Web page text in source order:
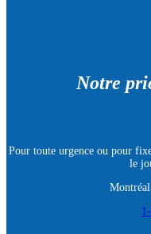
Notre
Pour toute urgence ou pour
le